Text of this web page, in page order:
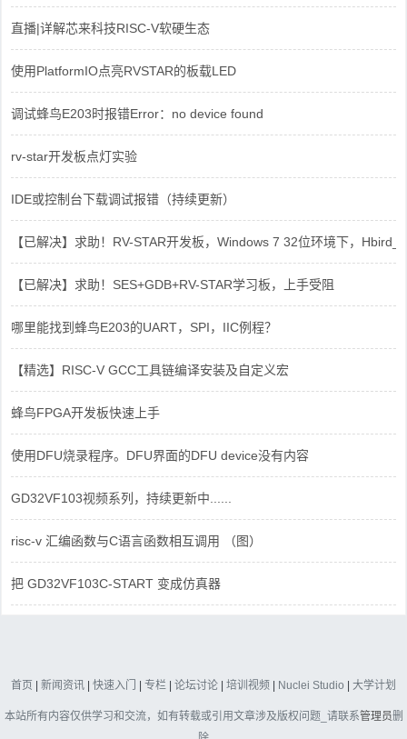
直播|详解芯来科技RISC-V软硬生态
使用PlatformIO点亮RVSTAR的板载LED
调试蜂鸟E203时报错Error：no device found
rv-star开发板点灯实验
IDE或控制台下载调试报错（持续更新）
【已解决】求助！RV-STAR开发板，Windows 7 32位环境下，
【已解决】求助！SES+GDB+RV-STAR学习板，上手受阻
哪里能找到蜂鸟E203的UART，SPI，IIC例程？
【精选】RISC-V GCC工具链编译安装及自定义宏
蜂鸟FPGA开发板快速上手
使用DFU烧录程序。DFU界面的DFU device没有内容
GD32VF103视频系列，持续更新中......
risc-v 汇编函数与C语言函数相互调用 （图）
把 GD32VF103C-START 变成仿真器
首页 | 新闻资讯 | 快速入门 | 专栏 | 论坛讨论 | 培训视频 | Nuclei Studio | 大学计划
本站所有内容仅供学习和交流，如有转载或引用文章涉及版权问题_请联系管理员删